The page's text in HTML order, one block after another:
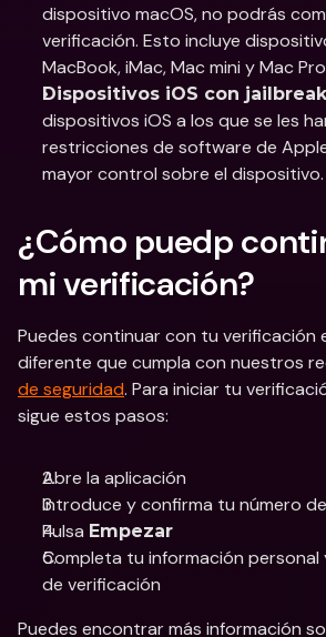
dispositivo macOS, no podrás
verificación. Esto incluye
MacBook, iMac, Mac mini y Mac
Dispositivos iOS con jailbreak
dispositivos iOS a los que se les
restricciones de software de
mayor control sobre el dispositivo.
¿Cómo puedp
mi verificación?
Puedes continuar con tu verificación
diferente que cumpla con nuestros
de seguridad. Para iniciar tu
sigue estos pasos:
Abre la aplicación
Introduce y confirma tu número
Pulsa Empezar
Completa tu información personal
de verificación